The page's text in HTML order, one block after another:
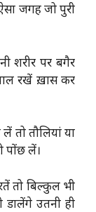
जगह जो पुरी
शरीर पर बगैर
रखें ख़ास कर
तो तौलियां या
पोंछ लें।
तो बिल्कुल भी
उतनी ही